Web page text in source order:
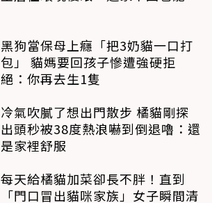
黑狗當保母上癮「把3奶貓一口打
包」 貓媽要回孩子慘遭強硬拒
絕：你再去生1隻
冷氣吹膩了想出門散步 橘貓剛探
出頭秒被38度熱浪嚇到倒退嚕：還
是家裡舒服
每天給橘貓加菜卻長不胖！直到
「門口冒出貓咪家族」女子瞬間清